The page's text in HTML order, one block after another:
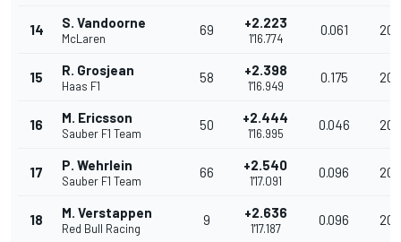
14 S. Vandoorne
McLaren
69 +2.223
1'16.774
0.061
15 R. Grosjean
Haas F1
58 +2.398
1'16.949
0.175
16 M. Ericsson
Sauber F1 Team
50 +2.444
1'16.995
0.046
17 P. Wehrlein
Sauber F1 Team
66 +2.540
1'17.091
0.096
18 M. Verstappen
Red Bull Racing
9 +2.636
1'17.187
0.096